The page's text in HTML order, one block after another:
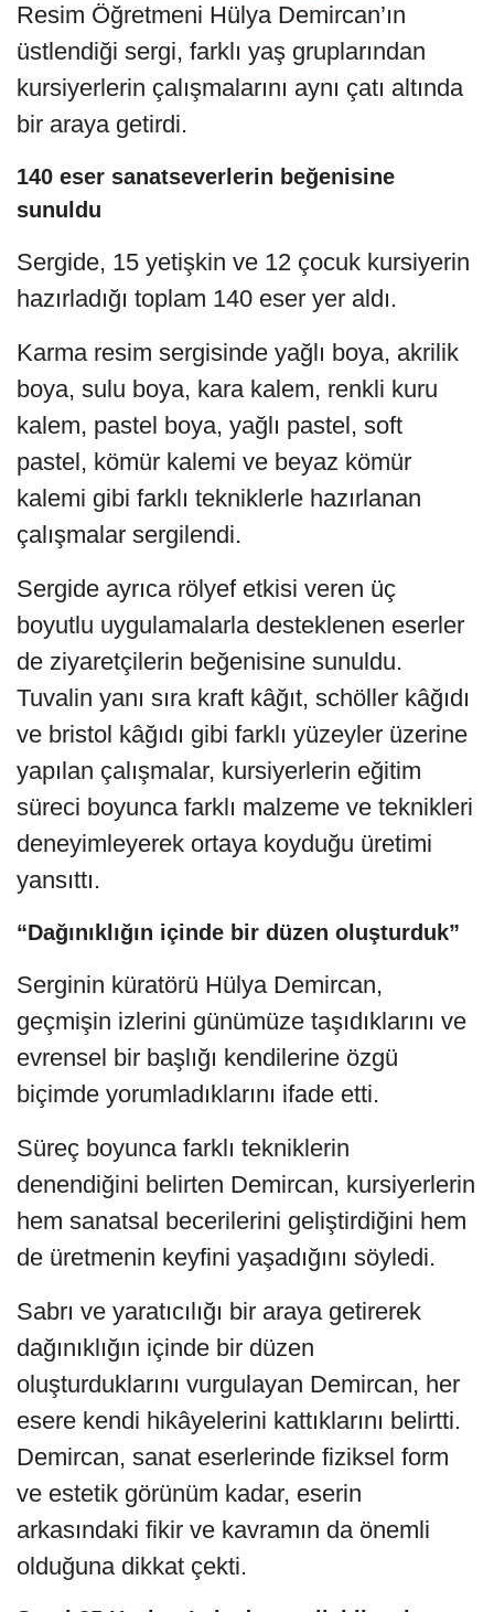
Resim Öğretmeni Hülya Demircan’ın
üstlendiği sergi, farklı yaş gruplarından
kursiyerlerin çalışmalarını aynı çatı altında
bir araya getirdi.
140 eser sanatseverlerin beğenisine
sunuldu
Sergide, 15 yetişkin ve 12 çocuk kursiyerin
hazırladığı toplam 140 eser yer aldı.
Karma resim sergisinde yağlı boya, akrilik
boya, sulu boya, kara kalem, renkli kuru
kalem, pastel boya, yağlı pastel, soft
pastel, kömür kalemi ve beyaz kömür
kalemi gibi farklı tekniklerle hazırlanan
çalışmalar sergilendi.
Sergide ayrıca rölyef etkisi veren üç
boyutlu uygulamalarla desteklenen eserler
de ziyaretçilerin beğenisine sunuldu.
Tuvalin yanı sıra kraft kâğıt, schöller kâğıdı
ve bristol kâğıdı gibi farklı yüzeyler üzerine
yapılan çalışmalar, kursiyerlerin eğitim
süreci boyunca farklı malzeme ve teknikleri
deneyimleyerek ortaya koyduğu üretimi
yansıttı.
“Dağınıklığın içinde bir düzen oluşturduk”
Serginin küratörü Hülya Demircan,
geçmişin izlerini günümüze taşıdıklarını ve
evrensel bir başlığı kendilerine özgü
biçimde yorumladıklarını ifade etti.
Süreç boyunca farklı tekniklerin
denendiğini belirten Demircan, kursiyerlerin
hem sanatsal becerilerini geliştirdiğini hem
de üretmenin keyfini yaşadığını söyledi.
Sabrı ve yaratıcılığı bir araya getirerek
dağınıklığın içinde bir düzen
oluşturduklarını vurgulayan Demircan, her
esere kendi hikâyelerini kattıklarını belirtti.
Demircan, sanat eserlerinde fiziksel form
ve estetik görünüm kadar, eserin
arkasındaki fikir ve kavramın da önemli
olduğuna dikkat çekti.